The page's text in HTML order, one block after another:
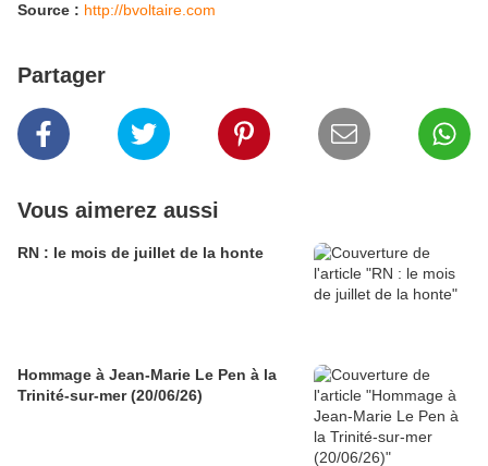
Source : http://bvoltaire.com
Partager
Vous aimerez aussi
RN : le mois de juillet de la honte
Hommage à Jean-Marie Le Pen à la
Trinité-sur-mer (20/06/26)